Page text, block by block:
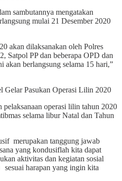
sambutannya mengatakan
mulai 21 Desember 2020
akan dilaksanakan oleh Polres
Satpol PP dan beberapa OPD dan
berlangsung selama 15 hari,”
operasi lilin tahun 2020
selama libur Natal dan Tahun
merupakan tanggung jawab
yang kondusiflah kita dapat
aktivitas dan kegiatan sosial
harapan yang ingin kita